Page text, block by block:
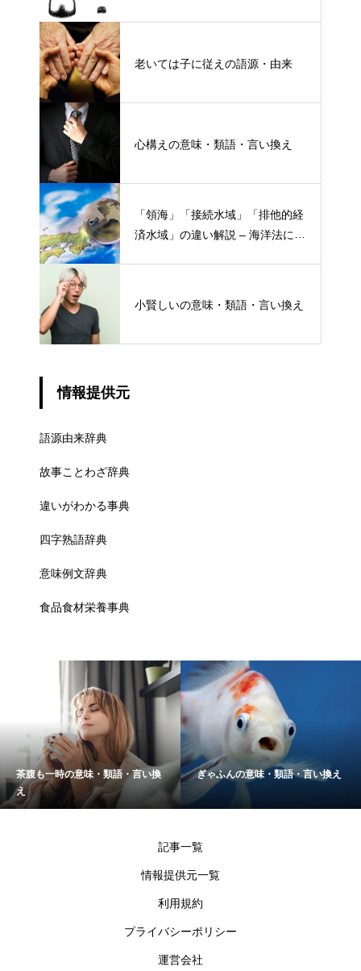
老いては子に従えの語源・由来
心構えの意味・類語・言い換え
「領海」「接続水域」「排他的経
済水域」の違い解説 – 海洋法にお
小賢しいの意味・類語・言い換え
情報提供元
語源由来辞典
故事ことわざ辞典
違いがわかる事典
四字熟語辞典
意味例文辞典
食品食材栄養事典
茶腹も一時の意味・類語・言い換
え
ぎゃふんの意味・類語・言い換え
記事一覧
情報提供元一覧
利用規約
プライバシーポリシー
運営会社